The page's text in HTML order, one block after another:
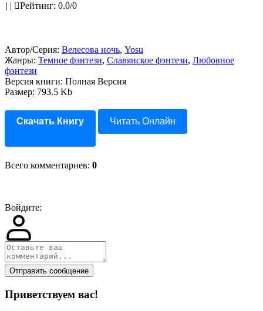
| | Рейтинг: 0.0/0
Автор/Серия: Велесова ночь, Yosu
Жанры: Темное фэнтези, Славянское фэнтези, Любовное
фэнтези
Версия книги: Полная Версия
Размер: 793.5 Kb
Скачать Книгу Читать Онлайн
Всего комментариев: 0
Войдите:
Отправить сообщение
Приветствуем вас!